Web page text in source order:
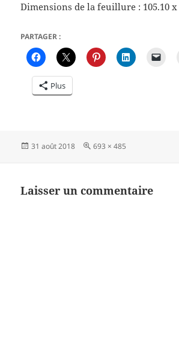
Dimensions de la feuillure : 105.10 x
PARTAGER :
Plus
Publié
31 août 2018
Taille
693 × 485
Laisser un commentaire